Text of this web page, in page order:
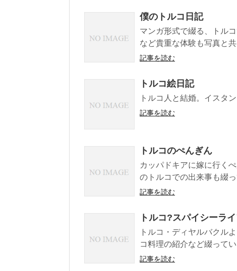
僕のトルコ日記
マンガ形式で綴る、トル
など貴重な体験も写真と
記事を読む
トルコ絵日記
トルコ人と結婚。イスタ
記事を読む
トルコのぺんぎん
カッパドキアに嫁に行く
のトルコでの出来事も綴っ
記事を読む
トルコ?スパイシーラ
トルコ・ディヤルバクル
コ料理の紹介など綴ってい
記事を読む